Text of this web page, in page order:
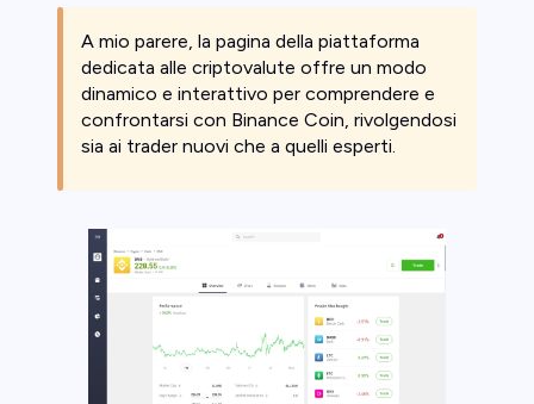
A mio parere, la pagina della piattaforma
dedicata alle criptovalute offre un modo
dinamico e interattivo per comprendere e
confrontarsi con Binance Coin, rivolgendosi
sia ai trader nuovi che a quelli esperti.